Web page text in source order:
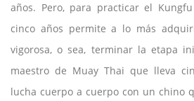
años. Pero, para practicar el
cinco años permite a lo más
vigorosa, o sea, terminar la etapa
maestro de Muay Thai que lleva
lucha cuerpo a cuerpo con un chino